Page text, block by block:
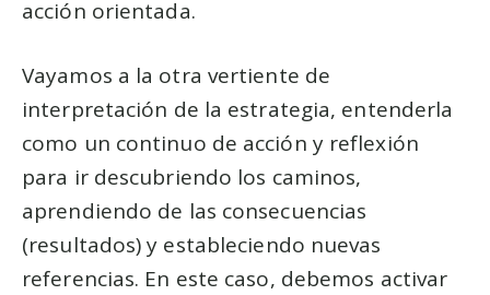
acción orientada.
Vayamos a la otra vertiente de
interpretación de la estrategia, entenderla
como un continuo de acción y reflexión
para ir descubriendo los caminos,
aprendiendo de las consecuencias
(resultados) y estableciendo nuevas
referencias. En este caso, debemos activar